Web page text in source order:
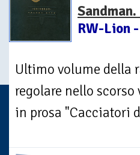
RW-Lion -
Ultimo volume della
regolare nello
in prosa "Cacciatori